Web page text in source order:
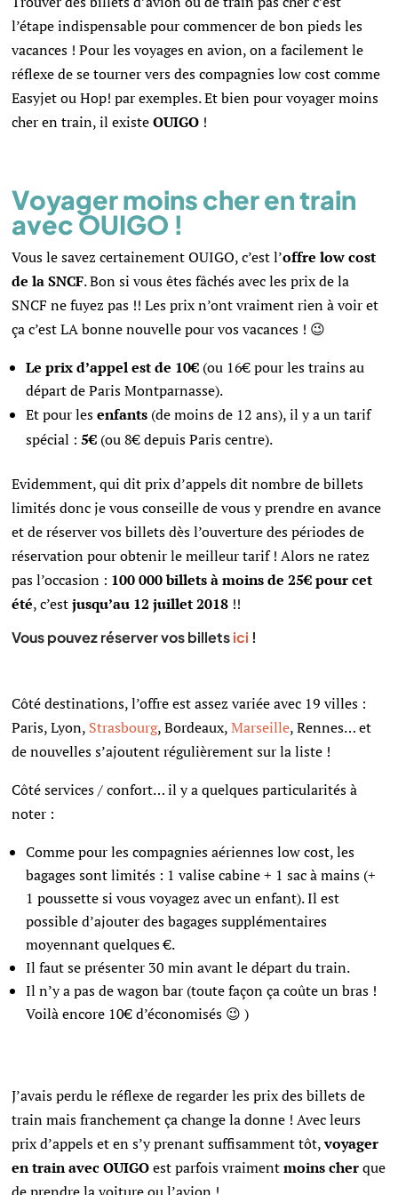
l’étape indispensable pour commencer de bon pieds les
vacances ! Pour les voyages en avion, on a facilement le
réflexe de se tourner vers des compagnies low cost comme
Easyjet ou Hop! par exemples. Et bien pour voyager moins
cher en train, il existeOUIGO !
Voyager moins cher en train
avec OUIGO !
Vous le savez certainement OUIGO, c’est l’offre low cost
de la SNCF. Bon si vous êtes fâchés avec les prix de la
SNCF ne fuyez pas !! Les prix n’ont vraiment rien à voir et
ça c’est LA bonne nouvelle pour vos vacances ! 😉
Le prix d’appel est de 10€ (ou 16€ pour les trains au
départ de Paris Montparnasse).
Et pour lesenfants (de moins de 12 ans), il y a un tarif
spécial :5€ (ou 8€ depuis Paris centre).
Evidemment, qui dit prix d’appels dit nombre de billets
limités donc je vous conseille de vous y prendre en avance
et de réserver vos billets dès l’ouverture des périodes de
réservation pour obtenir le meilleur tarif ! Alors ne ratez
pas l’occasion : 100 000 billets à moins de 25€ pour cet
été, c’estjusqu’au 12 juillet 2018 !!
Vous pouvez réserver vos billetsici !
Côté destinations, l’offre est assez variée avec 19 villes :
Paris, Lyon, Strasbourg, Bordeaux,Marseille, Rennes…et
de nouvelles s’ajoutent régulièrement sur la liste !
Côté services / confort… il y a quelques particularités à
noter :
Comme pour les compagnies aériennes low cost, les
bagages sont limités : 1 valise cabine + 1 sac à mains (+
1 poussette si vous voyagez avec un enfant). Il est
possible d’ajouter des bagages supplémentaires
moyennant quelques €.
Il faut se présenter 30 min avant le départ du train.
Il n’y a pas de wagon bar (toute façon ça coûte un bras !
Voilà encore 10€ d’économisés 😉 )
J’avais perdu le réflexe de regarder les prix des billets de
train mais franchement ça change la donne ! Avec leurs
prix d’appels et en s’y prenant suffisamment tôt,voyager
en train avec OUIGOest parfois vraimentmoins cherque